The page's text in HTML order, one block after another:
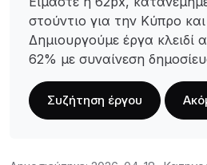
στούντιο για την Κύπρο
Δημιουργούμε έργα
62% με συναίνεση
Συζήτηση έργου